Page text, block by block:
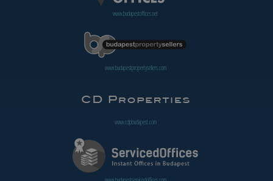
www.budapestoffices.net
www.budapestpropertysellers.com
www.cdpbudapest.com